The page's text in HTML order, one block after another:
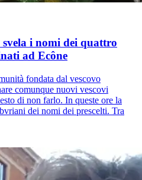
i nomi dei quattro
ad Ecône
fondata dal vescovo
comunque nuovi vescovi
di non farlo. In queste ore la
dei nomi dei prescelti. Tra